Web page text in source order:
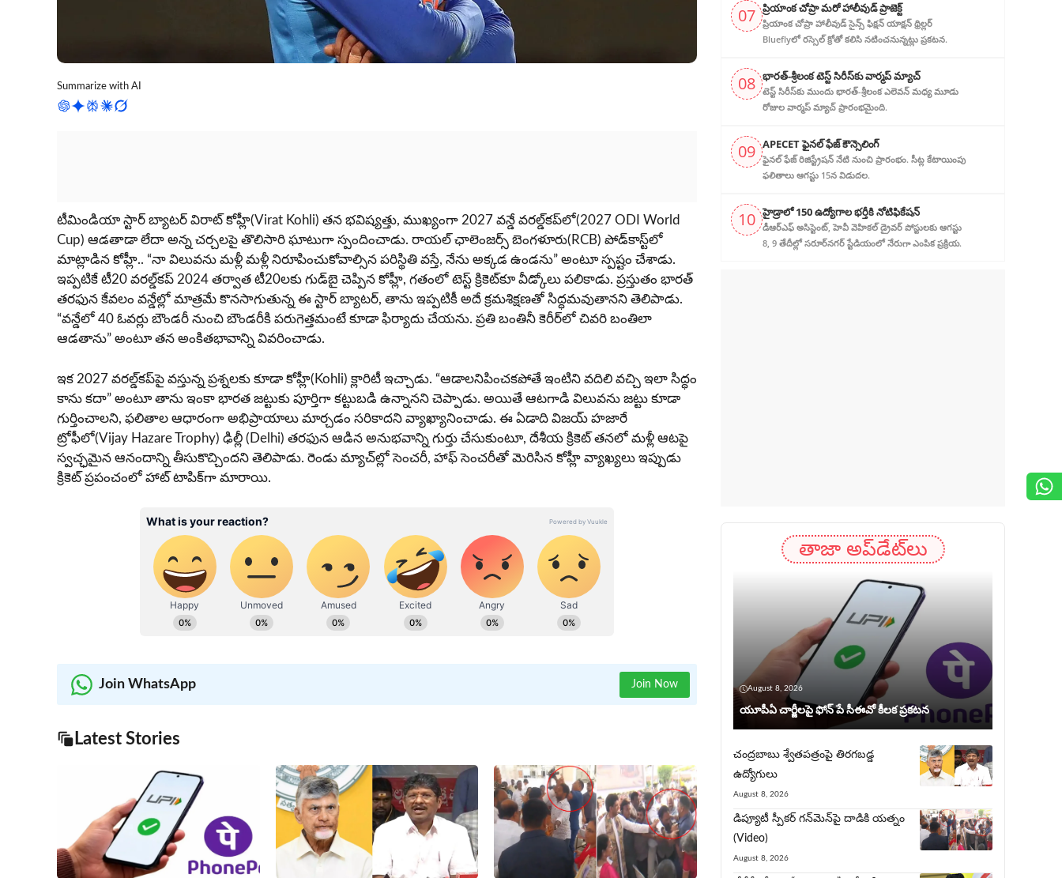
Summarize with AI
టీమిండియా స్టార్ బ్యాటర్ విరాట్ కోహ్లీ(Virat Kohli) తన భవిష్యత్తు, ముఖ్యంగా 2027 వన్డే వరల్డ్‌కప్‌లో(2027 ODI World
Cup) ఆడతాడా లేదా అన్న చర్చలపై తొలిసారి ఘాటుగా స్పందించాడు. రాయల్ ఛాలెంజర్స్ బెంగళూరు(RCB) పోడ్‌కాస్ట్‌లో
మాట్లాడిన కోహ్లీ.. “నా విలువను మళ్లీ మళ్లీ నిరూపించుకోవాల్సిన పరిస్థితి వస్తే, నేను అక్కడ ఉండను” అంటూ స్పష్టం చేశాడు.
ఇప్పటికే టీ20 వరల్డ్‌కప్ 2024 తర్వాత టీ20లకు గుడ్‌బై చెప్పిన కోహ్లీ, గతంలో టెస్ట్ క్రికెట్‌కూ వీడ్కోలు పలికాడు. ప్రస్తుతం భారత్
తరఫున కేవలం వన్డేల్లో మాత్రమే కొనసాగుతున్న ఈ స్టార్ బ్యాటర్, తాను ఇప్పటికీ అదే క్రమశిక్షణతో సిద్ధమవుతానని తెలిపాడు.
“వన్డేలో 40 ఓవర్లు బౌండరీ నుంచి బౌండరీకి పరుగెత్తమంటే కూడా ఫిర్యాదు చేయను. ప్రతి బంతినీ కెరీర్‌లో చివరి బంతిలా
ఆడతాను” అంటూ తన అంకితభావాన్ని వివరించాడు.
ఇక 2027 వరల్డ్‌కప్‌పై వస్తున్న ప్రశ్నలకు కూడా కోహ్లీ(Kohli) క్లారిటీ ఇచ్చాడు. “ఆడాలనిపించకపోతే ఇంటిని వదిలి వచ్చి ఇలా సిద్ధం
కాను కదా” అంటూ తాను ఇంకా భారత జట్టుకు పూర్తిగా కట్టుబడి ఉన్నానని చెప్పాడు. అయితే ఆటగాడి విలువను జట్టు కూడా
గుర్తించాలని, ఫలితాల ఆధారంగా అభిప్రాయాలు మార్చడం సరికాదని వ్యాఖ్యానించాడు. ఈ ఏడాది విజయ్ హజారే
ట్రోఫీలో(Vijay Hazare Trophy) ఢిల్లీ (Delhi) తరఫున ఆడిన అనుభవాన్ని గుర్తు చేసుకుంటూ, దేశీయ క్రికెట్ తనలో మళ్లీ ఆటపై
స్వచ్ఛమైన ఆనందాన్ని తీసుకొచ్చిందని తెలిపాడు. రెండు మ్యాచ్‌ల్లో సెంచరీ, హాఫ్ సెంచరీతో మెరిసిన కోహ్లీ వ్యాఖ్యలు ఇప్పుడు
క్రికెట్ ప్రపంచంలో హాట్ టాపిక్‌గా మారాయి.
Join WhatsApp Join Now
Latest Stories
07 ప్రియాంక చోప్రా మరో హాలీవుడ్ ప్రాజెక్ట్
ప్రియాంక చోప్రా హాలీవుడ్ సైన్స్ ఫిక్షన్ యాక్షన్ థ్రిల్లర్
Blueflyలో రస్సెల్ క్రోతో కలిసి నటించనున్నట్లు ప్రకటన.
08 భారత్-శ్రీలంక టెస్ట్ సిరీస్‌కు వార్మప్ మ్యాచ్
టెస్ట్ సిరీస్‌కు ముందు భారత్-శ్రీలంక ఎలెవన్ మధ్య మూడు
రోజుల వార్మప్ మ్యాచ్ ప్రారంభమైంది.
09 APECET ఫైనల్ ఫేజ్ కౌన్సెలింగ్
ఫైనల్ ఫేజ్ రిజిస్ట్రేషన్ నేటి నుంచి ప్రారంభం. సీట్ల కేటాయింపు
ఫలితాలు ఆగస్టు 15న విడుదల.
10 హైడ్రాలో 150 ఉద్యోగాల భర్తీకి నోటిఫికేషన్
డీఆర్‌ఎఫ్ అసిస్టెంట్, హెవీ వెహికల్ డ్రైవర్ పోస్టులకు ఆగస్టు
8, 9 తేదీల్లో సరూర్‌నగర్ స్టేడియంలో నేరుగా ఎంపిక ప్రక్రియ.
తాజా అప్‌డేట్‌లు
August 8, 2026
యూపీఏ చార్జీల‌పై ఫోన్ పే సీఈవో కీల‌క ప్ర‌క‌ట‌న‌
చంద్రబాబు శ్వేతపత్రంపై తిర‌గ‌బ‌డ్డ
ఉద్యోగులు
August 8, 2026
డిప్యూటీ స్పీకర్ గన్‌మెన్‌పై దాడికి య‌త్నం
(Video)
August 8, 2026